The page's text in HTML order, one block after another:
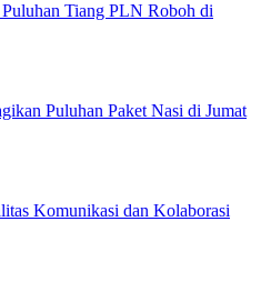
Tiang PLN Roboh di
Puluhan Paket Nasi di Jumat
Komunikasi dan Kolaborasi